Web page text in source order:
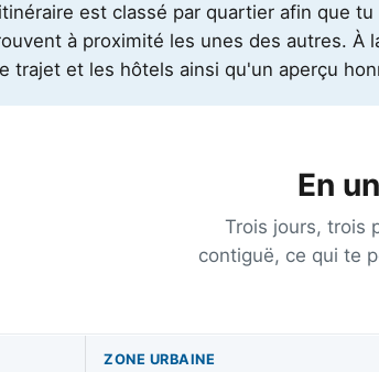
est classé par quartier afin que
à proximité les unes des autres. À
trajet et les hôtels ainsi qu'un aperçu
En
Trois jours, trois
contiguë, ce qui te
ZONE URBAINE